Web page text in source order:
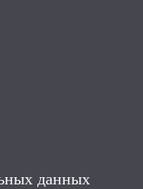
данных